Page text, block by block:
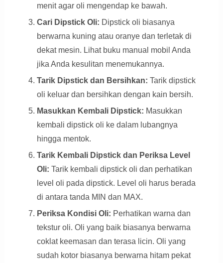
menit agar oli mengendap ke bawah.
Cari Dipstick Oli: Dipstick oli biasanya
berwarna kuning atau oranye dan terletak di
dekat mesin. Lihat buku manual mobil Anda
jika Anda kesulitan menemukannya.
Tarik Dipstick dan Bersihkan: Tarik dipstick
oli keluar dan bersihkan dengan kain bersih.
Masukkan Kembali Dipstick: Masukkan
kembali dipstick oli ke dalam lubangnya
hingga mentok.
Tarik Kembali Dipstick dan Periksa Level
Oli: Tarik kembali dipstick oli dan perhatikan
level oli pada dipstick. Level oli harus berada
di antara tanda MIN dan MAX.
Periksa Kondisi Oli: Perhatikan warna dan
tekstur oli. Oli yang baik biasanya berwarna
coklat keemasan dan terasa licin. Oli yang
sudah kotor biasanya berwarna hitam pekat